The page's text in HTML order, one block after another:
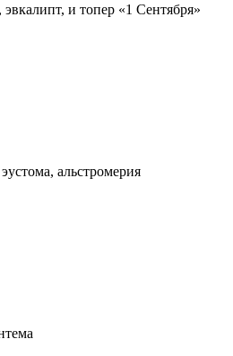
эвкалипт, и топер «1 Сентября»
альстромерия